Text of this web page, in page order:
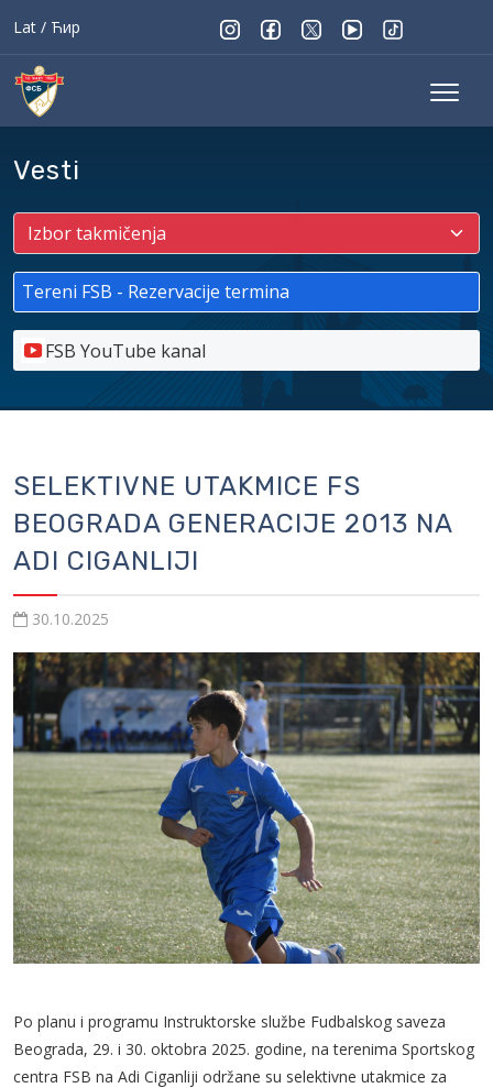
Lat / Ћир
Vesti
Tereni FSB - Rezervacije termina
FSB YouTube kanal
SELEKTIVNE UTAKMICE FS
BEOGRADA GENERACIJE 2013 NA
ADI CIGANLIJI
30.10.2025
Po planu i programu Instruktorske službe Fudbalskog saveza
Beograda, 29. i 30. oktobra 2025. godine, na terenima Sportskog
centra FSB na Adi Ciganliji održane su selektivne utakmice za